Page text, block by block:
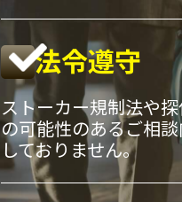
法令遵守
ストーカー規制法や
の可能性のあるご相
しておりません。